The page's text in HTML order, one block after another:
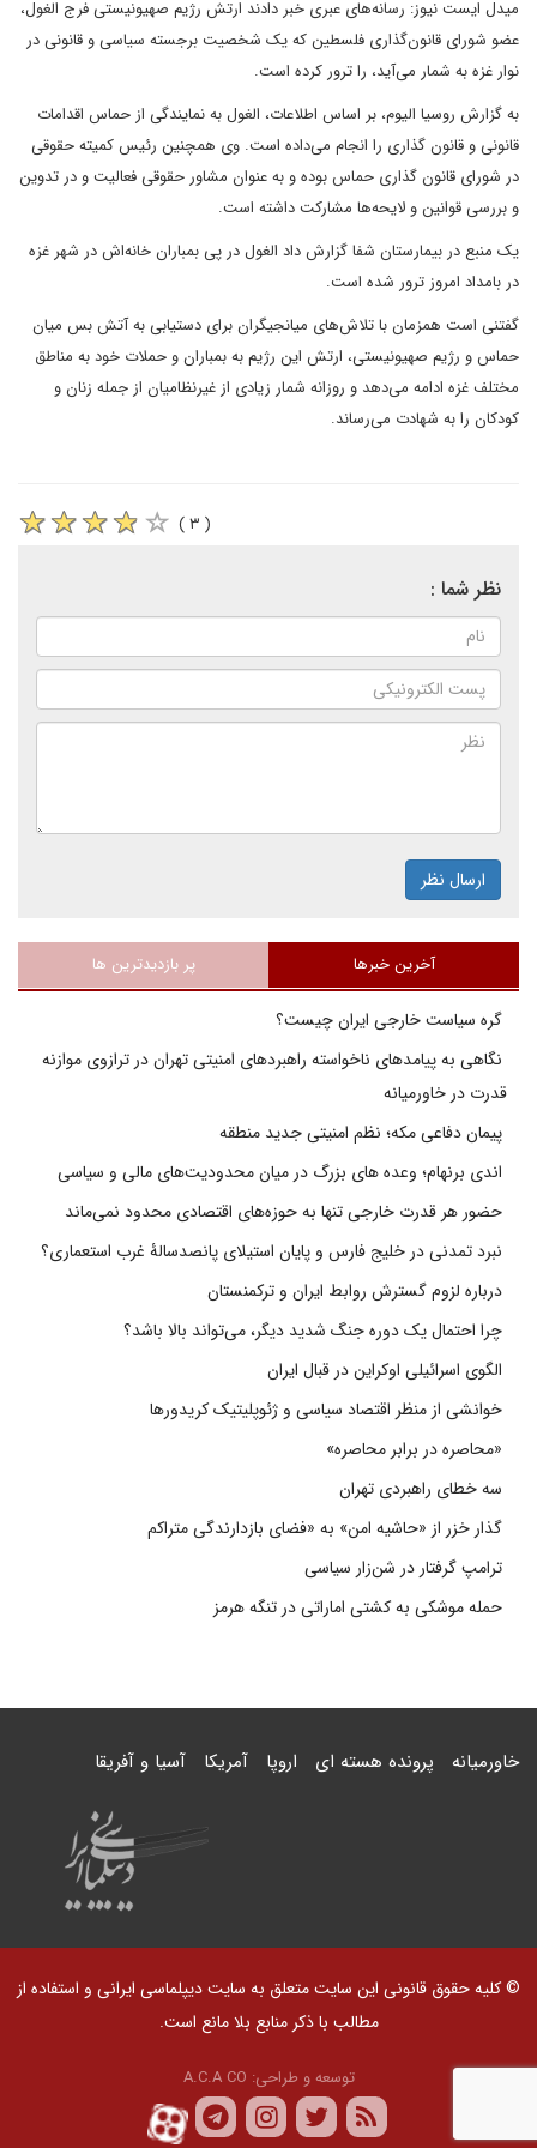
میدل ایست نیوز: رسانه‌های عبری خبر دادند ارتش رژیم صهیونیستی فرج الغول،
عضو شورای قانون‌گذاری فلسطین که یک شخصیت برجسته سیاسی و قانونی در
نوار غزه به شمار می‌آید، را ترور کرده است.
به گزارش روسیا الیوم، بر اساس اطلاعات، الغول به نمایندگی از حماس اقدامات
قانونی و قانون گذاری را انجام می‌داده است. وی همچنین رئیس کمیته حقوقی
در شورای قانون گذاری حماس بوده و به عنوان مشاور حقوقی فعالیت و در تدوین
و بررسی قوانین و لایحه‌ها مشارکت داشته است.
یک منبع در بیمارستان شفا گزارش داد الغول در پی بمباران خانه‌اش در شهر غزه
در بامداد امروز ترور شده است.
گفتنی است همزمان با تلاش‌های میانجیگران برای دستیابی به آتش بس میان
حماس و رژیم صهیونیستی، ارتش این رژیم به بمباران و حملات خود به مناطق
مختلف غزه ادامه می‌دهد و روزانه شمار زیادی از غیرنظامیان از جمله زنان و
کودکان را به شهادت می‌رساند.
( ۳ )
نظر شما :
ارسال نظر
آخرین خبرها پر بازدیدترین ها
گره سیاست خارجی ایران چیست؟
نگاهی به پیامدهای ناخواسته راهبردهای امنیتی تهران در ترازوی موازنه
قدرت در خاورمیانه
پیمان دفاعی مکه؛ نظم امنیتی جدید منطقه
اندی برنهام؛ وعده های بزرگ در میان محدودیت‌های مالی و سیاسی
حضور هر قدرت خارجی تنها به حوزه‌های اقتصادی محدود نمی‌ماند
نبرد تمدنی در خلیج فارس و پایان استیلای پانصدسالۀ غرب استعماری؟
درباره لزوم گسترش روابط ایران و ترکمنستان
چرا احتمال یک دوره جنگ شدید دیگر، می‌تواند بالا باشد؟
الگوی اسرائیلی اوکراین در قبال ایران
خوانشی از منظر اقتصاد سیاسی و ژئوپلیتیک کریدورها
«محاصره در برابر محاصره»
سه خطای راهبردی تهران
گذار خزر از «حاشیه امن» به «فضای بازدارندگی متراکم
ترامپ گرفتار در شن‌زار سیاسی
حمله موشکی به کشتی اماراتی در تنگه هرمز
خاورمیانه پرونده هسته ای اروپا آمریکا آسیا و آفریقا
© کلیه حقوق قانونی این سایت متعلق به سایت دیپلماسی ایرانی و استفاده از
مطالب با ذکر منابع بلا مانع است.
توسعه و طراحی: A.C.A CO